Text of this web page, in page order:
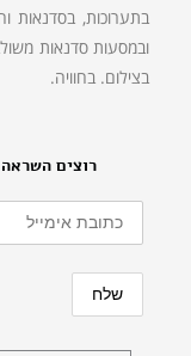
רוצים
בתערוכות, בסדנאות
ובמסעות סדנאות
בצילום. בחוויה.